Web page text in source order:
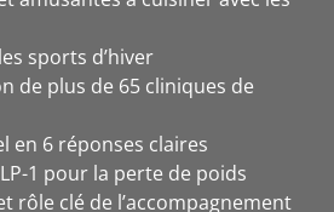
sports d’hiver
de plus de 65 cliniques de
en 6 réponses claires
1 pour la perte de poids
rôle clé de l’accompagnement